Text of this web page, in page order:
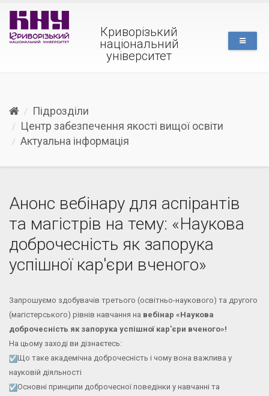
Криворізький
національний
університет
Підрозділи
Центр забезпечення якості вищої освіти
Актуальна інформація
Анонс вебінару для аспірантів
та магістрів на тему: «Наукова
доброчесність як запорука
успішної кар'єри вченого»
Запрошуємо здобувачів третього (освітньо-наукового) та другого
(магістерського) рівнів навчання на вебінар «Наукова
доброчесність як запорука успішної кар'єри вченого»!
На цьому заході ви дізнаєтесь:
Що таке академічна доброчесність і чому вона важлива у
науковій діяльності
Основні принципи доброчесної поведінки у навчанні та